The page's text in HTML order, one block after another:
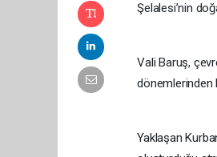
Şelalesi’nin
Vali Baruş,
dönemlerinden
Yaklaşan